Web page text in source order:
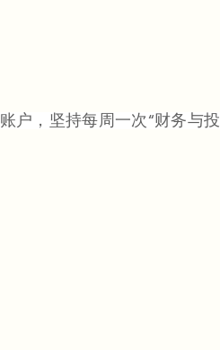
户，坚持每周一次“财务与投